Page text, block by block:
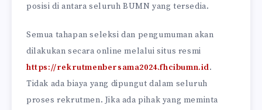
posisi di antara seluruh BUMN yang tersedia.
Semua tahapan seleksi dan pengumuman akan
dilakukan secara online melalui situs resmi
https://rekrutmenbersama2024.fhcibumn.id.
Tidak ada biaya yang dipungut dalam seluruh
proses rekrutmen. Jika ada pihak yang meminta